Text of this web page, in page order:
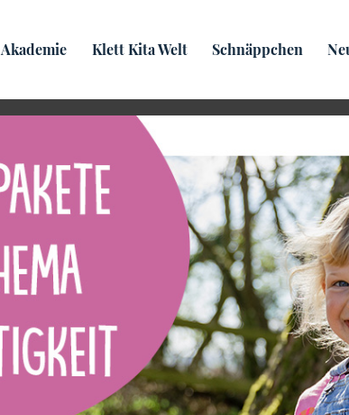
Akademie Klett Kita Welt Schnäppchen